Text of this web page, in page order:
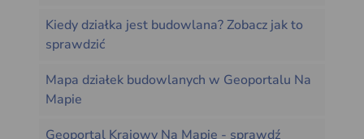
Kiedy działka jest budowlana? Zobacz jak to
sprawdzić
Mapa działek budowlanych w Geoportalu Na
Mapie
Geoportal Krajowy Na Mapie - sprawdź